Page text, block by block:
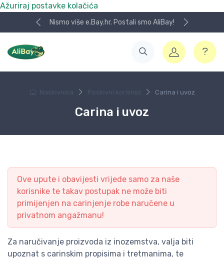
Ažuriraj postavke kolačića
Nismo više e.Bay.hr. Postali smo AliBay!
Naslovnica Poslovni korisnici Carina i uvoz
Carina i uvoz
Ove upute i obavijesti vrijede samo za naše
korisnike te takav postupak ne može biti
primijenjen na carinjenje robe naručene u
privatnom angažmanu!
Za naručivanje proizvoda iz inozemstva, valja biti
upoznat s carinskim propisima i tretmanima, te